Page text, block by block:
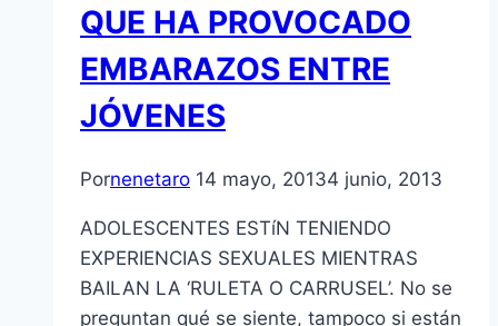
QUE HA PROVOCADO
EMBARAZOS ENTRE
JÓVENES
Pornenetaro 14 mayo, 20134 junio, 2013
ADOLESCENTES ESTíN TENIENDO
EXPERIENCIAS SEXUALES MIENTRAS
BAILAN LA ‘RULETA O CARRUSEL’. No se
preguntan qué se siente, tampoco si están